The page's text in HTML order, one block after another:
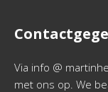
Via info @
met ons op. We